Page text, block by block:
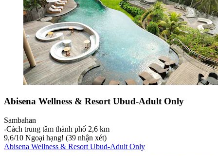
Abisena Wellness & Resort Ubud-Adult Only
Sambahan
‐Cách trung tâm thành phố 2,6 km
9,6/10 Ngoại hạng! (39 nhận xét)
Abisena Wellness & Resort Ubud-Adult Only